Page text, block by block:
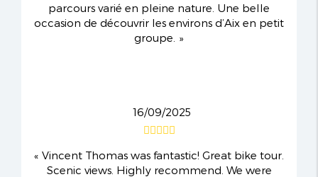
parcours varié en pleine nature. Une belle
occasion de découvrir les environs d’Aix en petit
groupe.
16/09/2025
Vincent Thomas was fantastic! Great bike tour.
Scenic views. Highly recommend. We were